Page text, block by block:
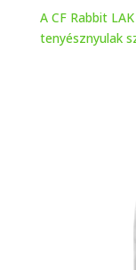
A CF Rabbit
tenyésznyulak